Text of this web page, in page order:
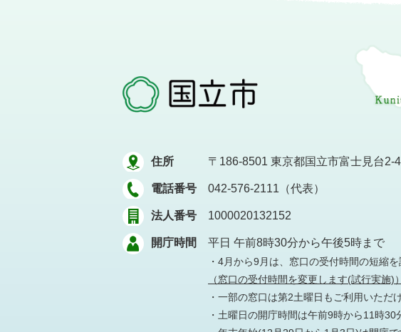
住所 〒186-8501 東京都国立市富士見台2-
電話番号 042-576-2111（代表）
法人番号 1000020132152
開庁時間 平日 午前8時30分から午後5時まで
・4月から9月は、窓口の受付時間の短縮
（窓口の受付時間を変更します(試行実施)）
・一部の窓口は第2土曜日もご利用いただ
・土曜日の開庁時間は午前9時から11時